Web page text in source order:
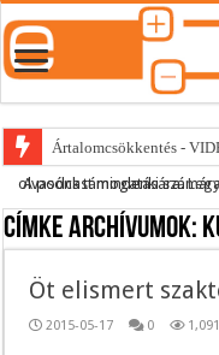
Ártalomcsökkentés -
E-cigi használati
Android Podcast
A podcast mindenki számára elérhető, de ehhez szükség van minél több olvasónk támogatására.
Címke archívumok:
Öt elismert
2015-05-17 0 1,091